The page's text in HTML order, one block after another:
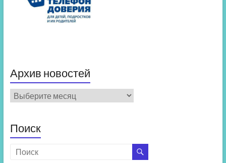
Архив новостей
Архив
новостей
Поиск